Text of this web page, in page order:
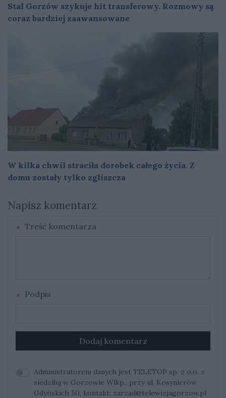
Stal Gorzów szykuje hit transferowy. Rozmowy są
coraz bardziej zaawansowane
W kilka chwil straciła dorobek całego życia. Z
domu zostały tylko zgliszcza
Napisz komentarz
Treść komentarza
Podpis
Dodaj komentarz
Administratorem danych jest TELETOP sp. z o.o. z
siedzibą w Gorzowie Wlkp., przy ul. Kosynierów
Gdyńskich 50, kontakt: zarzad@telewizjagorzow.pl